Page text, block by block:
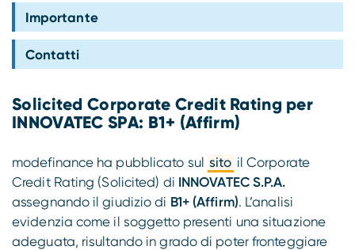
Importante
Contatti
Solicited Corporate Credit Rating per
INNOVATEC SPA: B1+ (Affirm)
modefinance ha pubblicato sul sito il Corporate
Credit Rating (Solicited) di INNOVATEC S.P.A.
assegnando il giudizio di B1+ (Affirm). L’analisi
evidenzia come il soggetto presenti una situazione
adeguata, risultando in grado di poter fronteggiare
Compliance